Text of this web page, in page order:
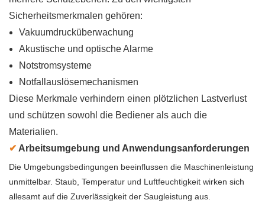
Sicherheitsmerkmalen gehören:
Vakuumdrucküberwachung
Akustische und optische Alarme
Notstromsysteme
Notfallauslösemechanismen
Diese Merkmale verhindern einen plötzlichen Lastverlust
und schützen sowohl die Bediener als auch die
Materialien.
✔ Arbeitsumgebung und Anwendungsanforderungen
Die Umgebungsbedingungen beeinflussen die Maschinenleistung
unmittelbar. Staub, Temperatur und Luftfeuchtigkeit wirken sich
allesamt auf die Zuverlässigkeit der Saugleistung aus.